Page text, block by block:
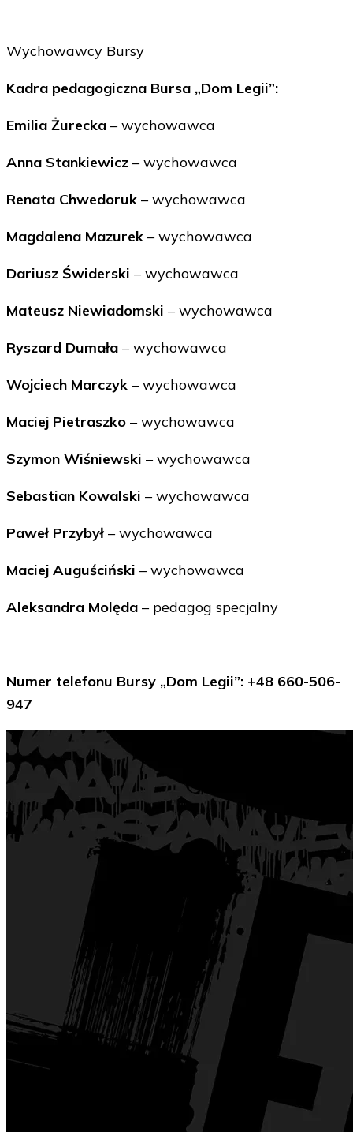
Wychowawcy Bursy
Kadra pedagogiczna Bursa „Dom Legii”:
Emilia Żurecka – wychowawca
Anna Stankiewicz – wychowawca
Renata Chwedoruk – wychowawca
Magdalena Mazurek – wychowawca
Dariusz Świderski – wychowawca
Mateusz Niewiadomski – wychowawca
Ryszard Dumała – wychowawca
Wojciech Marczyk – wychowawca
Maciej Pietraszko – wychowawca
Szymon Wiśniewski – wychowawca
Sebastian Kowalski – wychowawca
Paweł Przybył– wychowawca
Maciej Auguściński – wychowawca
Aleksandra Molęda – pedagog specjalny
Numer telefonu Bursy „Dom Legii”: +48 660-506-
947